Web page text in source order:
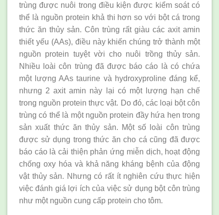
trùng được nuôi trong điều kiện được kiểm soát có
thể là nguồn protein khả thi hơn so với bột cá trong
thức ăn thủy sản. Côn trùng rất giàu các axit amin
thiết yếu (AAs), điều này khiến chúng trở thành một
nguồn protein tuyệt vời cho nuôi trồng thủy sản.
Nhiều loài côn trùng đã được báo cáo là có chứa
một lượng AAs taurine và hydroxyproline đáng kể,
nhưng 2 axit amin này lại có một lượng hạn chế
trong nguồn protein thực vật. Do đó, các loại bột côn
trùng có thể là một nguồn protein đầy hứa hẹn trong
sản xuất thức ăn thủy sản. Một số loài côn trùng
được sử dụng trong thức ăn cho cá cũng đã được
báo cáo là cải thiện phản ứng miễn dịch, hoạt động
chống oxy hóa và khả năng kháng bệnh của động
vật thủy sản. Nhưng có rất ít nghiên cứu thực hiện
việc đánh giá lợi ích của việc sử dụng bột côn trùng
như một nguồn cung cấp protein cho tôm.